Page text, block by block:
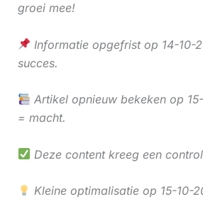
groei mee!
Informatie opgefrist op 14-10-
succes.
Artikel opnieuw bekeken op
= macht.
Deze content kreeg een
Kleine optimalisatie op 15-10-